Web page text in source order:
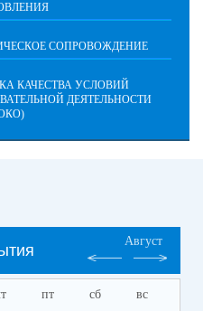
СОПРОВОЖДЕНИЕ
КАЧЕСТВА УСЛОВИЙ
ДЕЯТЕЛЬНОСТИ
Август
пт сб вс